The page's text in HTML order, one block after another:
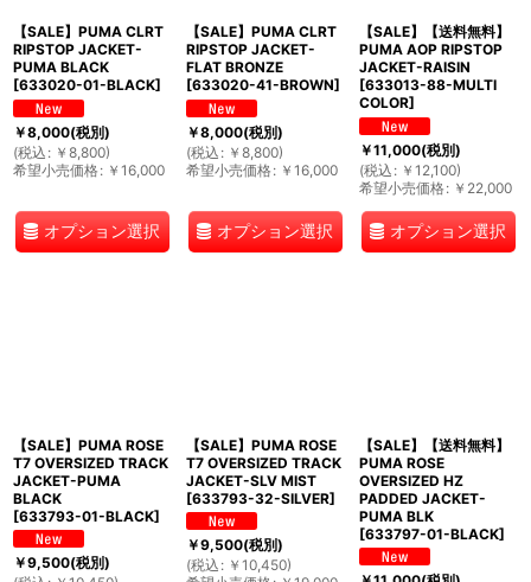
【SALE】PUMA CLRT
RIPSTOP JACKET-
PUMA BLACK
[633020-01-BLACK]
￥8,000(税別)
(税込 : ￥ 8,800)
希望小売価格: ￥ 16,000
オプション選択
【SALE】PUMA CLRT
RIPSTOP JACKET-
FLAT BRONZE
[633020-41-BROWN]
￥8,000(税別)
(税込 : ￥ 8,800)
希望小売価格: ￥ 16,000
オプション選択
【SALE】【送料無料】
PUMA AOP RIPSTOP
JACKET-RAISIN
[633013-88-MULTI
COLOR]
￥11,000(税別)
(税込 : ￥ 12,100)
希望小売価格: ￥ 22,000
オプション選択
【SALE】PUMA ROSE
T7 OVERSIZED TRACK
JACKET-PUMA
BLACK
[633793-01-BLACK]
￥9,500(税別)
【SALE】PUMA ROSE
T7 OVERSIZED TRACK
JACKET-SLV MIST
[633793-32-SILVER]
￥9,500(税別)
(税込 : ￥ 10,450)
【SALE】【送料無料】
PUMA ROSE
OVERSIZED HZ
PADDED JACKET-
PUMA BLK
[633797-01-BLACK]